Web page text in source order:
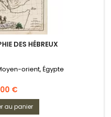
DES HÉBREUX
orient, Égypte
€
au panier